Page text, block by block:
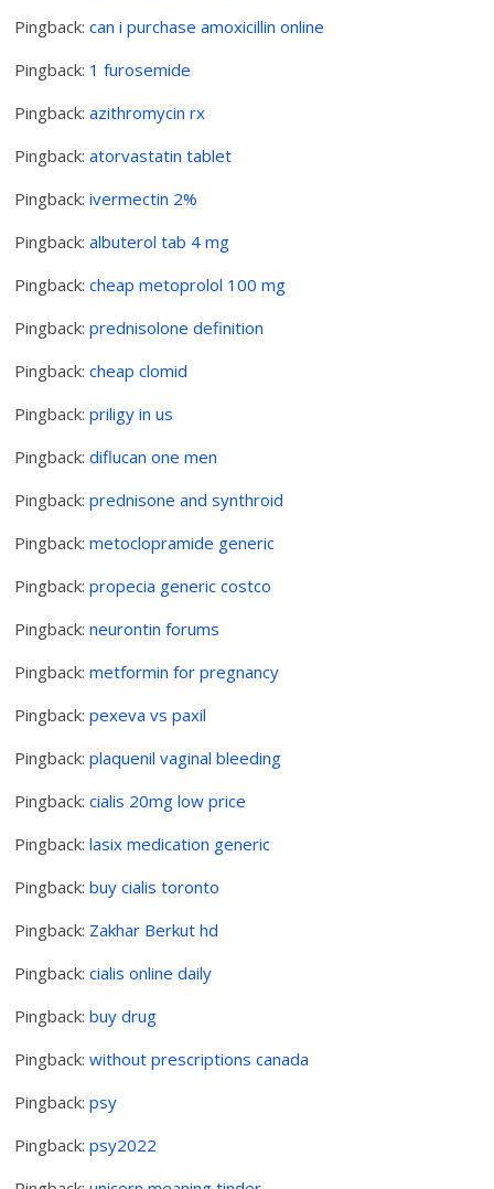
Pingback:can i purchase amoxicillin online
Pingback: 1 furosemide
Pingback:azithromycin rx
Pingback:atorvastatin tablet
Pingback:ivermectin 2%
Pingback:albuterol tab 4 mg
Pingback:cheap metoprolol 100 mg
Pingback:prednisolone definition
Pingback:cheap clomid
Pingback:priligy in us
Pingback:diflucan one men
Pingback:prednisone and synthroid
Pingback:metoclopramide generic
Pingback:propecia generic costco
Pingback:neurontin forums
Pingback:metformin for pregnancy
Pingback:pexeva vs paxil
Pingback:plaquenil vaginal bleeding
Pingback:cialis 20mg low price
Pingback:lasix medication generic
Pingback:buy cialis toronto
Pingback: Zakhar Berkut hd
Pingback:cialis online daily
Pingback:buy drug
Pingback:without prescriptions canada
Pingback:psy
Pingback:psy2022